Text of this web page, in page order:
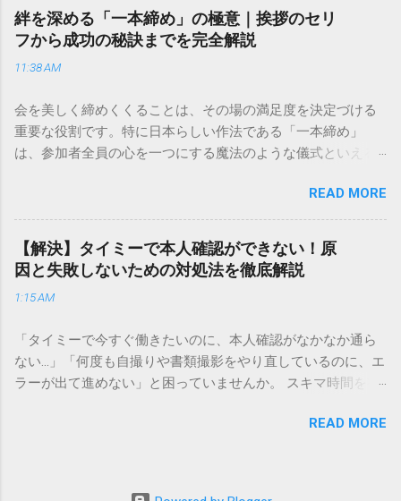
向けの宅配サービスも非常に充実しています。大切なのは、
目的に合わせた適切な連絡先を選ぶことです。この記事で
は、荷物の追跡確認から営業所への電話連絡、再配達の依頼
手順まで、初めての方でも迷わずに解決できる方法を詳しく
本全国に広範なネットワークを持つ大手運送会社です。特に
重量物や大型の荷物、そして企業間の輸送において圧倒的な
実績を誇ります。 個人で利用する場合、他の宅配業者と少し
いう特徴があります。地域に密着した各拠点が配送をコント
ロールしているため、現場の状況に合わせた柔軟な相談がし
やすいのがメリットです。まずは、今抱えている悩みがどの
サービスで解決できるかを確認していきましょう。 1. 荷物の
るのが最も効率的です。現在の荷物がいったいどこにあるの
か、いつ届く予定なのかは、お手元の番号一つで判明しま
す。 伝票番号（お問い合わせ番号）を準備する : 送り状（伝
票）の控えに記載されている、数字の並びを確認してくださ
い。これが荷物の識別番号になります。 確認できる内容 : 集
絆を深める「一本締め」の極意｜挨拶のセリ
フから成功の秘訣までを完全解説
11:38 AM
会を美しく締めくくることは、その場の満足度を決定づける
重要な役割です。特に日本らしい作法である「一本締め」
は、参加者全員の心を一つにする魔法のような儀式といえる
「手拍子のリズムに自信がない」と不安を感じる方も多いは
ずです。この記事では、ビジネスからカジュアルな集まりま
で、どのような場面でも堂々と立ち振る舞えるための「一本
締め」の作法を、基礎知識から具体的なセリフ例まで丁寧に
解説します。 一本締めとは？その本質と効果 一本締めは、単
に手を叩いて終わらせる作業ではありません。その時間、そ
て刻み込む伝統的な儀礼です。 一本締めがもたらすポジティ
ブな効果 一体感の創出 参加者全員が一斉に同じリズムを刻む
ことで、集団としての連帯感が生まれます。 心地よい終幕
韻を大切にしながら、すっきりと解散することができます。
「一本締め」と「一丁締め」の違い 一般的に「パン！パン！
READ MORE
【解決】タイミーで本人確認ができない！原
因と失敗しないための対処法を徹底解説
1:15 AM
「タイミーで今すぐ働きたいのに、本人確認がなかなか通ら
ない…」「何度も自撮りや書類撮影をやり直しているのに、エ
ラーが出て進めない」と困っていませんか。 スキマ時間を有
賢い働き方に欠かせないツールです。しかし、その最初の壁
という、もったいない状況になってしまいます。 実は、タイ
READ MORE